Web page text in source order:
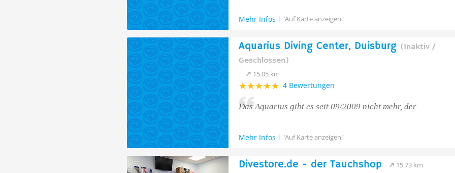
Mehr Infos "Auf Karte anzeigen"
Aquarius Diving Center, Duisburg (Inaktiv /
Geschlossen)
15.05 km
4 Bewertungen
Das Aquarius gibt es seit 09/2009 nicht mehr, der
Mehr Infos "Auf Karte anzeigen"
Divestore.de - der Tauchshop 15.73 km